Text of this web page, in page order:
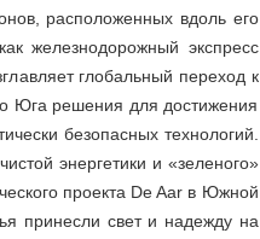
расположенных вдоль его
железнодорожный экспресс
глобальный переход к
Юга решения для достижения
безопасных технологий.
энергетики и «зеленого»
проекта De Aar в Южной
принесли свет и надежду на